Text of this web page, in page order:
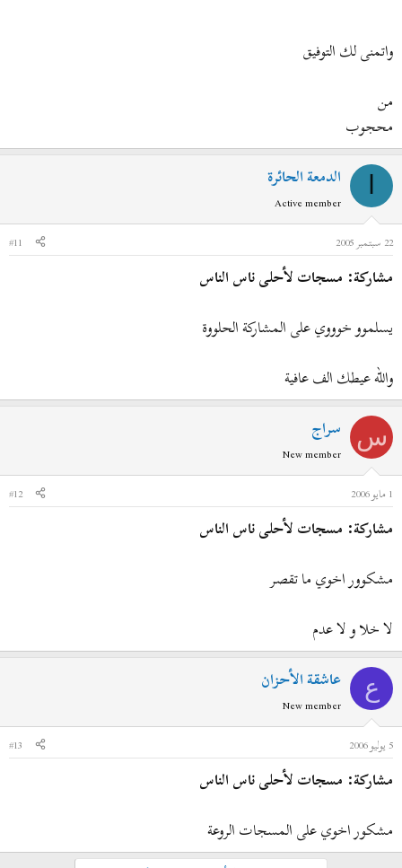
واتمنى لك التوفيق
من
محجوب
الدمعة الحائرة
Active member
22 سبتمبر 2005
#11
مشاركة: مسجات لأحلى ناس الناس
يسلموو خوووي على المشاركة الحلووة
والله عيطك الف عافية
س سراج
New member
1 مايو 2006
#12
مشاركة: مسجات لأحلى ناس الناس
مشكوور اخوي ما تقصر
لا خلا و لا عدم
ع عاشقة الأحزان
New member
5 يوليو 2006
#13
مشاركة: مسجات لأحلى ناس الناس
مشكور اخوي على المسجات الروعة